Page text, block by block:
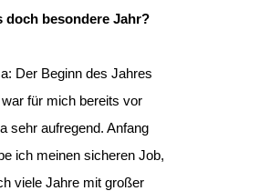
doch besondere Jahr?
Der Beginn des Jahres
war für mich bereits vor
sehr aufregend. Anfang
ich meinen sicheren Job,
viele Jahre mit großer